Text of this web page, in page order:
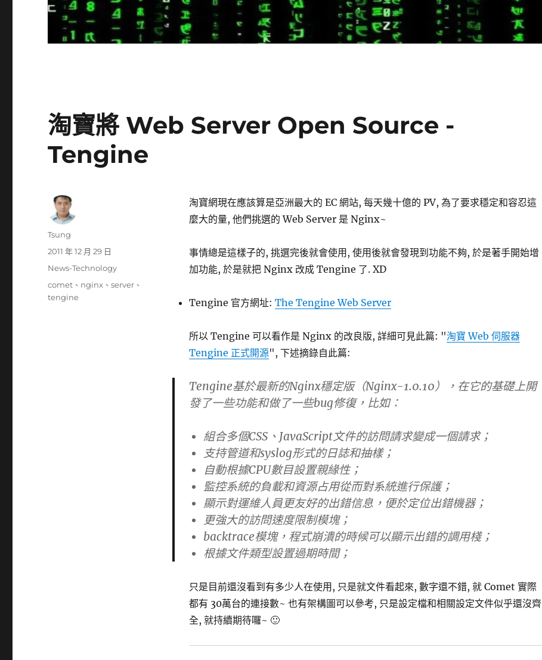
淘寶將 Web Server Open Source -
Tengine
淘寶網現在應該算是亞洲最大的 EC 網站, 每天幾十億的 PV, 為了要求穩定和容忍這
麼大的量, 他們挑選的 Web Server 是 Nginx~
事情總是這樣子的, 挑選完後就會使用, 使用後就會發現到功能不夠, 於是著手開始增
加功能, 於是就把 Nginx 改成 Tengine 了. XD
Tengine 官方網址: The Tengine Web Server
所以 Tengine 可以看作是 Nginx 的改良版, 詳細可見此篇: "淘寶 Web 伺服器
Tengine 正式開源", 下述摘錄自此篇:
Tengine基於最新的Nginx穩定版（Nginx-1.0.10），在它的基礎上開
發了一些功能和做了一些bug修復，比如：
組合多個CSS、JavaScript文件的訪問請求變成一個請求；
支持管道和syslog形式的日誌和抽樣；
自動根據CPU數目設置親緣性；
監控系統的負載和資源占用從而對系統進行保護；
顯示對運維人員更友好的出錯信息，便於定位出錯機器；
更強大的訪問速度限制模塊；
backtrace模塊，程式崩潰的時候可以顯示出錯的調用棧；
根據文件類型設置過期時間；
只是目前還沒看到有多少人在使用, 只是就文件看起來, 數字還不錯, 就 Comet 實際
都有 30萬台的連接數~ 也有架構圖可以參考, 只是設定檔和相關設定文件似乎還沒齊
全, 就持續期待囉~ 🙂
作
Tsung
發
期:
2011 年 12 月 29 日
分
News-Technology
標
籤
comet 、 nginx 、server 、
tengine